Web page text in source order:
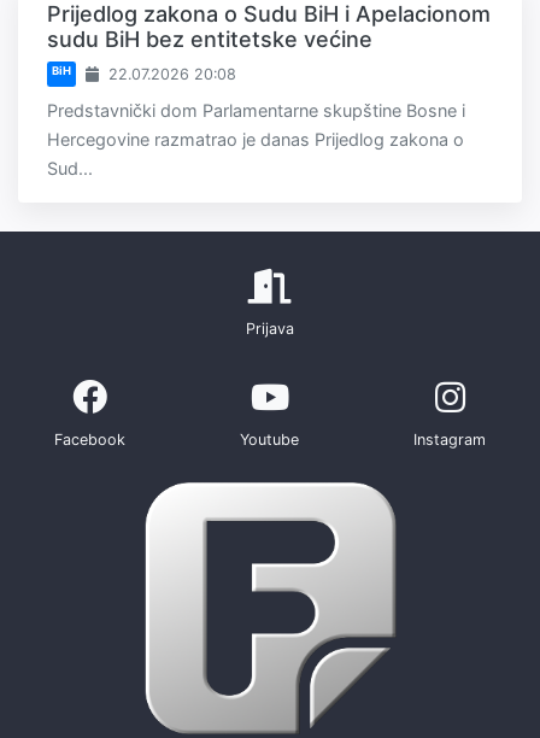
Prijedlog zakona o Sudu BiH i Apelacionom
sudu BiH bez entitetske većine
BiH 22.07.2026 20:08
Predstavnički dom Parlamentarne skupštine Bosne i
Hercegovine razmatrao je danas Prijedlog zakona o
Sud...
Prijava
Facebook Youtube Instagram